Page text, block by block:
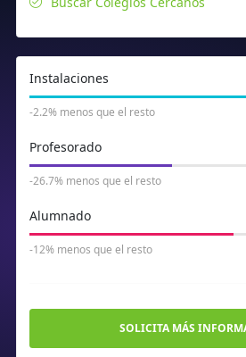
Instalaciones
-2.2% menos que el resto
Profesorado
-26.7% menos que el resto
Alumnado
-12% menos que el resto
SOLICITA MÁS